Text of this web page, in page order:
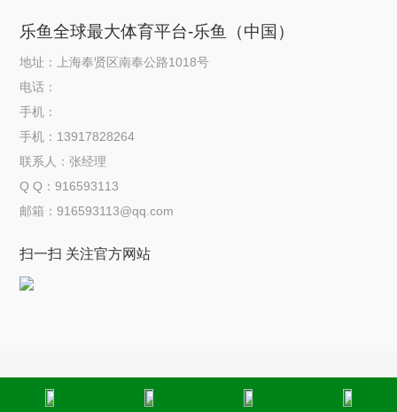
乐鱼全球最大体育平台-乐鱼（中国）
地址：上海奉贤区南奉公路1018号
电话：
手机：
手机：13917828264
联系人：张经理
Q Q：916593113
邮箱：916593113@qq.com
扫一扫 关注官方网站